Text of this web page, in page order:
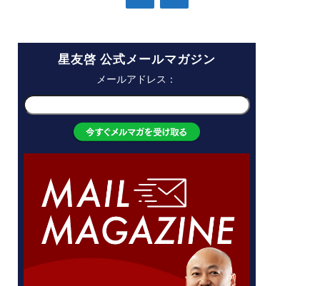
星友啓 公式メールマガジン
メールアドレス：